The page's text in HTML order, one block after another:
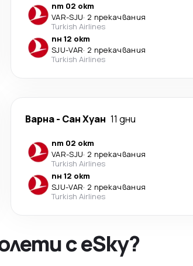
пт 02 окт
VAR-SJU· 2 прекачвания
Turkish Airlines
пн 12 окт
SJU-VAR· 2 прекачвания
Turkish Airlines
Варна- Сан Хуан 11 дни
пт 02 окт
VAR-SJU· 2 прекачвания
Turkish Airlines
пн 12 окт
SJU-VAR· 2 прекачвания
Turkish Airlines
с eSky?